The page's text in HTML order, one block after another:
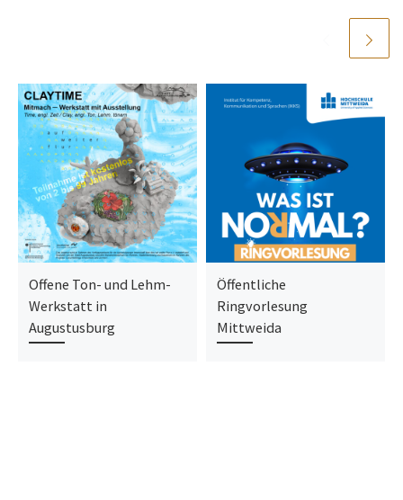
Offene Ton- und Lehm-
Werkstatt in
Augustusburg
Öffentliche
Ringvorlesung
Mittweida